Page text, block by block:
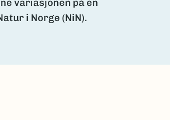
variasjonen på en
i Norge (NiN).